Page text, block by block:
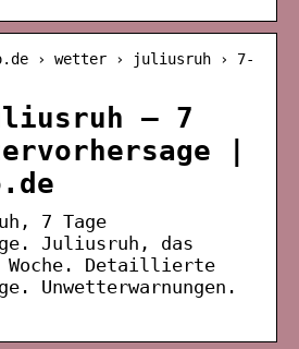
› wetter › juliusruh › 7-
– 7
|
7 Tage
Juliusruh, das
Woche. Detaillierte
Unwetterwarnungen.